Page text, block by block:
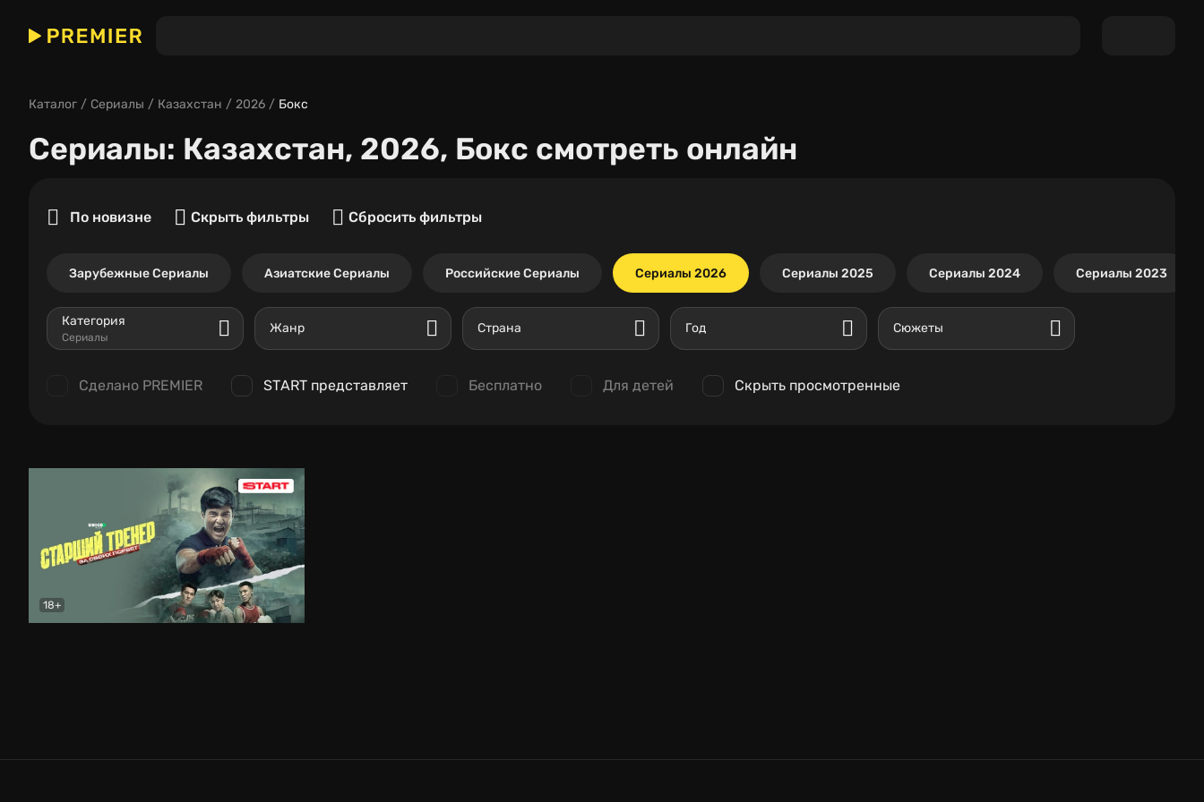
Каталог Сериалы Казахстан 2026 Бокс
Сериалы: Казахстан, 2026, Бокс смотреть онлайн
По новизне Скрыть фильтры Сбросить фильтры
Зарубежные Сериалы Азиатские Сериалы Российские Сериалы Сериалы 2026 Сериалы 2025 Сериалы 2024 Сериалы 2023
Категория
Сериалы
Жанр Страна Год Сюжеты
Сделано PREMIER START представляет Бесплатно Для детей Скрыть просмотренные
18+